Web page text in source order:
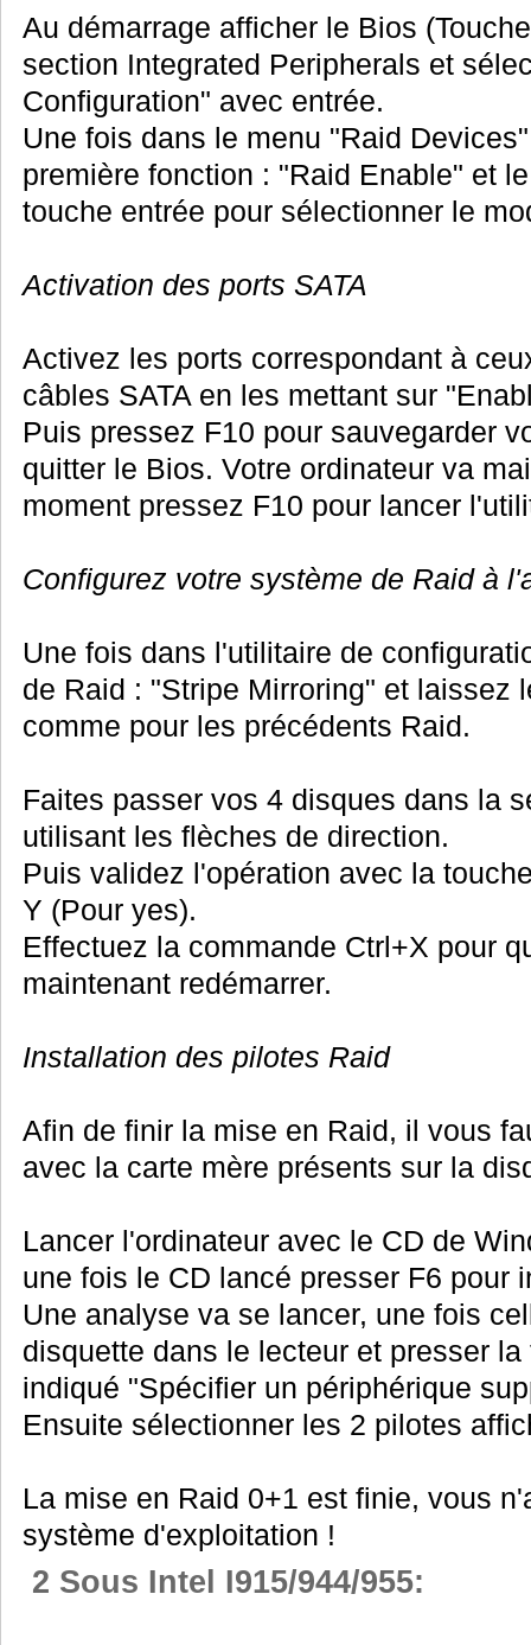
Au démarrage afficher le Bios
section Integrated Peripherals et
Configuration" avec entrée.
Une fois dans le menu "Raid
première fonction : "Raid Enable" et
touche entrée pour sélectionner le
Activation des ports SATA
Activez les ports correspondant à
câbles SATA en les mettant sur
Puis pressez F10 pour sauvegarder
quitter le Bios. Votre ordinateur va
moment pressez F10 pour lancer
Configurez votre système de Raid à
Une fois dans l'utilitaire de
de Raid : "Stripe Mirroring" et laissez
comme pour les précédents Raid.
Faites passer vos 4 disques dans la
utilisant les flèches de direction.
Puis validez l'opération avec la
Y (Pour yes).
Effectuez la commande Ctrl+X pour
maintenant redémarrer.
Installation des pilotes Raid
Afin de finir la mise en Raid, il vous
avec la carte mère présents sur la
Lancer l'ordinateur avec le CD de
une fois le CD lancé presser F6 pour
Une analyse va se lancer, une fois
disquette dans le lecteur et presser
indiqué "Spécifier un périphérique
Ensuite sélectionner les 2 pilotes
La mise en Raid 0+1 est finie, vous
système d'exploitation !
2 Sous Intel I915/944/955: